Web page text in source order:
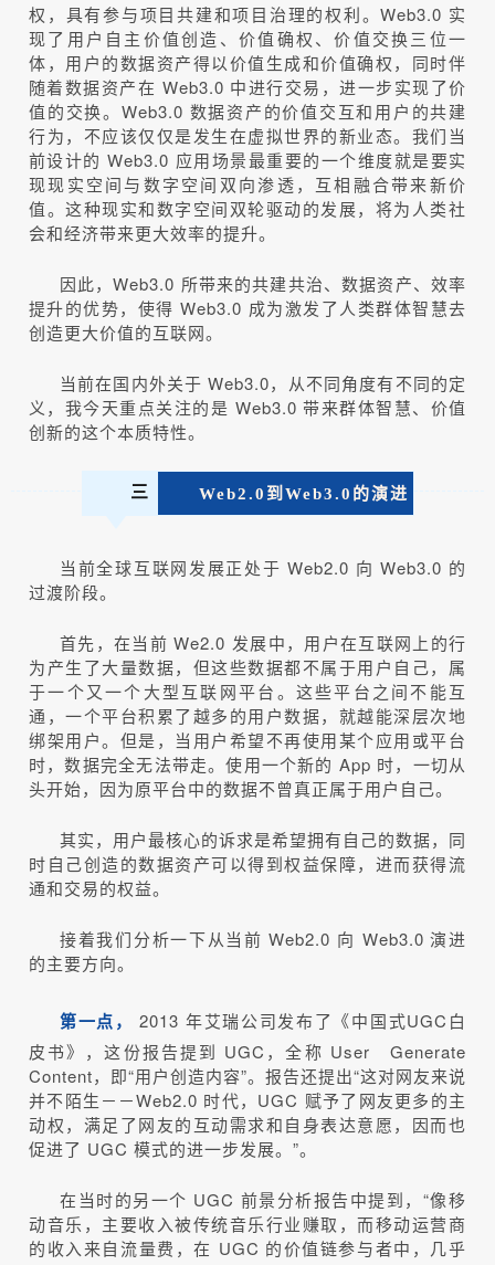
权，具有参与项目共建和项目治理的权利。Web3.0 实
现了用户自主价值创造、价值确权、价值交换三位一
体，用户的数据资产得以价值生成和价值确权，同时伴
随着数据资产在 Web3.0 中进行交易，进一步实现了价
值的交换。Web3.0 数据资产的价值交互和用户的共建
行为，不应该仅仅是发生在虚拟世界的新业态。我们当
前设计的 Web3.0 应用场景最重要的一个维度就是要实
现现实空间与数字空间双向渗透，互相融合带来新价
值。这种现实和数字空间双轮驱动的发展，将为人类社
会和经济带来更大效率的提升。
因此，Web3.0 所带来的共建共治、数据资产、效率
提升的优势，使得 Web3.0 成为激发了人类群体智慧去
创造更大价值的互联网。
当前在国内外关于 Web3.0，从不同角度有不同的定
义，我今天重点关注的是 Web3.0 带来群体智慧、价值
创新的这个本质特性。
三 Web2.0到Web3.0的演进
当前全球互联网发展正处于 Web2.0 向 Web3.0 的
过渡阶段。
首先，在当前 We2.0 发展中，用户在互联网上的行
为产生了大量数据，但这些数据都不属于用户自己，属
于一个又一个大型互联网平台。这些平台之间不能互
通，一个平台积累了越多的用户数据，就越能深层次地
绑架用户。但是，当用户希望不再使用某个应用或平台
时，数据完全无法带走。使用一个新的 App 时，一切从
头开始，因为原平台中的数据不曾真正属于用户自己。
其实，用户最核心的诉求是希望拥有自己的数据，同
时自己创造的数据资产可以得到权益保障，进而获得流
通和交易的权益。
接着我们分析一下从当前 Web2.0 向 Web3.0 演进
的主要方向。
第一点，
2013 年艾瑞公司发布了《中国式UGC白
皮书》，这份报告提到 UGC，全称 User Generate
Content，即“用户创造内容”。报告还提出“这对网友来说
并不陌生－－Web2.0 时代，UGC 赋予了网友更多的主
动权，满足了网友的互动需求和自身表达意愿，因而也
促进了 UGC 模式的进一步发展。”。
在当时的另一个 UGC 前景分析报告中提到，“像移
动音乐，主要收入被传统音乐行业赚取，而移动运营商
的收入来自流量费，在 UGC 的价值链参与者中，几乎